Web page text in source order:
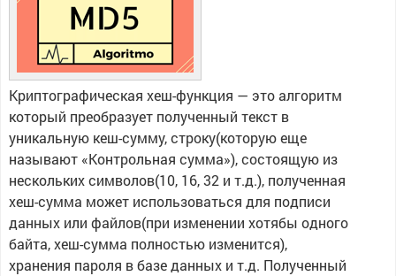
Криптографическая хеш-функция — это алгоритм
который преобразует полученный текст в
уникальную кеш-сумму, строку(которую еще
называют «Контрольная сумма»), состоящую из
нескольких символов(10, 16, 32 и т.д.), полученная
хеш-сумма может использоваться для подписи
данных или файлов(при изменении хотябы одного
байта, хеш-сумма полностью изменится),
хранения пароля в базе данных и т.д. Полученный